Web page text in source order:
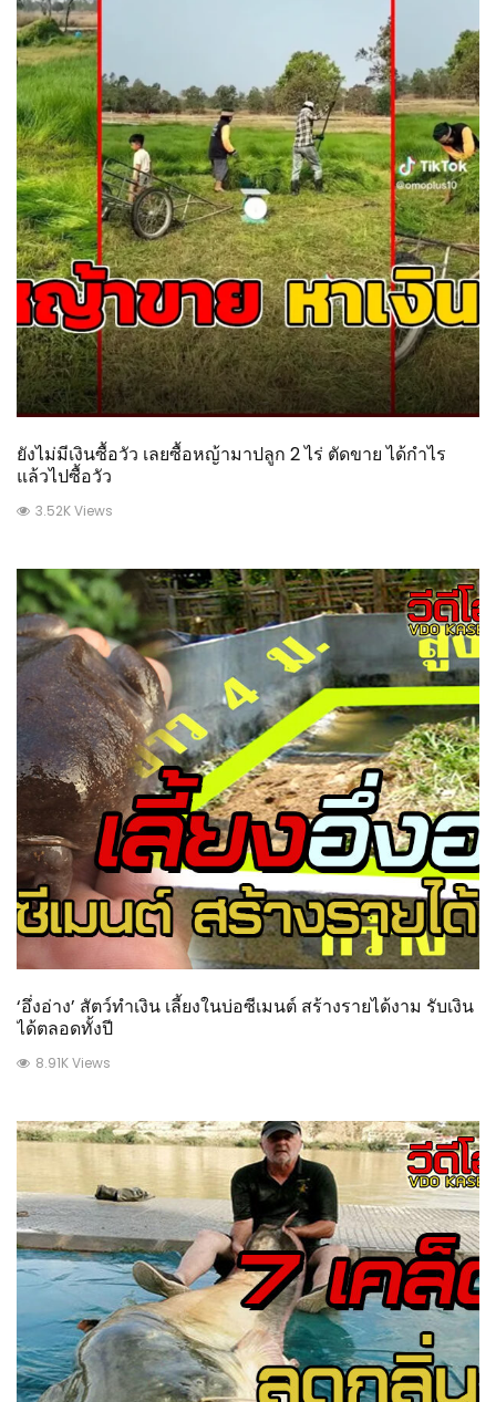
ยังไม่มีเงินซื้อวัว เลยซื้อหญ้ามาปลูก 2 ไร่ ตัดขาย ได้กำไร
แล้วไปซื้อวัว
3.52K Views
‘อึ่งอ่าง’ สัตว์ทำเงิน เลี้ยงในบ่อซีเมนต์ สร้างรายได้งาม รับเงิน
ได้ตลอดทั้งปี
8.91K Views